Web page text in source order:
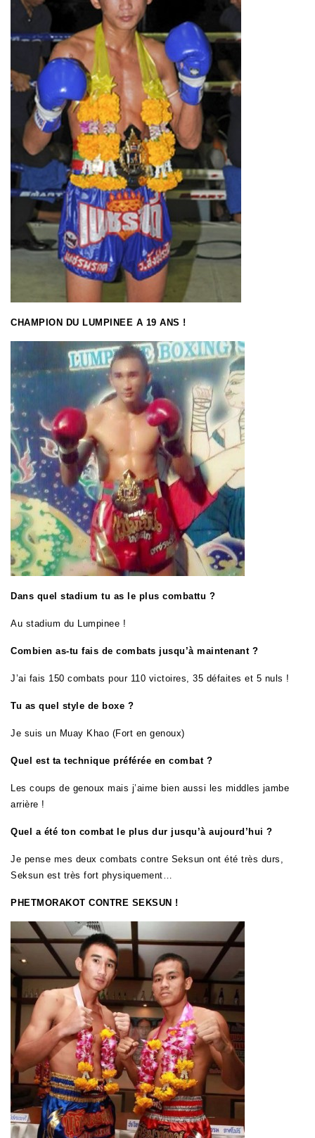
CHAMPION DU LUMPINEE A 19 ANS !
Dans quel stadium tu as le plus combattu ?
Au stadium du Lumpinee !
Combien as-tu fais de combats jusqu’à maintenant ?
J’ai fais 150 combats pour 110 victoires, 35 défaites et 5 nuls !
Tu as quel style de boxe ?
Je suis un Muay Khao (Fort en genoux)
Quel est ta technique préférée en combat ?
Les coups de genoux mais j’aime bien aussi les middles jambe
arrière !
Quel a été ton combat le plus dur jusqu’à aujourd’hui ?
Je pense mes deux combats contre Seksun ont été très durs,
Seksun est très fort physiquement…
PHETMORAKOT CONTRE SEKSUN !